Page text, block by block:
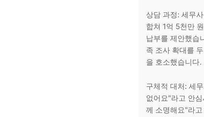
상담 과정: 세무
합쳐 1억 5천만
납부를 제안했습
족 조사 확대를
을 호소했습니다.
구체적 대처: 세
없어요"라고 안
께 소명해요"라